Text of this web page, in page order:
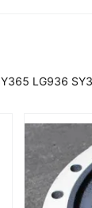
LG936